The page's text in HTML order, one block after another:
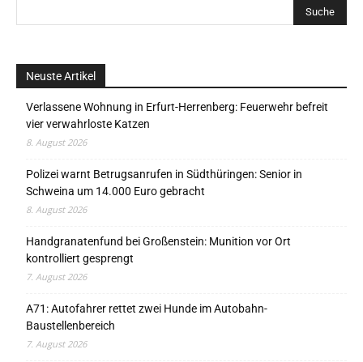
Neuste Artikel
Verlassene Wohnung in Erfurt-Herrenberg: Feuerwehr befreit
vier verwahrloste Katzen
8. August 2026
Polizei warnt Betrugsanrufen in Südthüringen: Senior in
Schweina um 14.000 Euro gebracht
8. August 2026
Handgranatenfund bei Großenstein: Munition vor Ort
kontrolliert gesprengt
7. August 2026
A71: Autofahrer rettet zwei Hunde im Autobahn-
Baustellenbereich
7. August 2026